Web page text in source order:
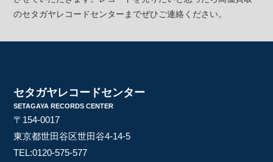
のセタガヤレコードセンターまでぜひご連絡ください。
セタガヤレコードセンター
SETAGAYA RECORDS CENTER
〒154-0017
東京都世田谷区世田谷4-14-5
TEL:0120-575-577